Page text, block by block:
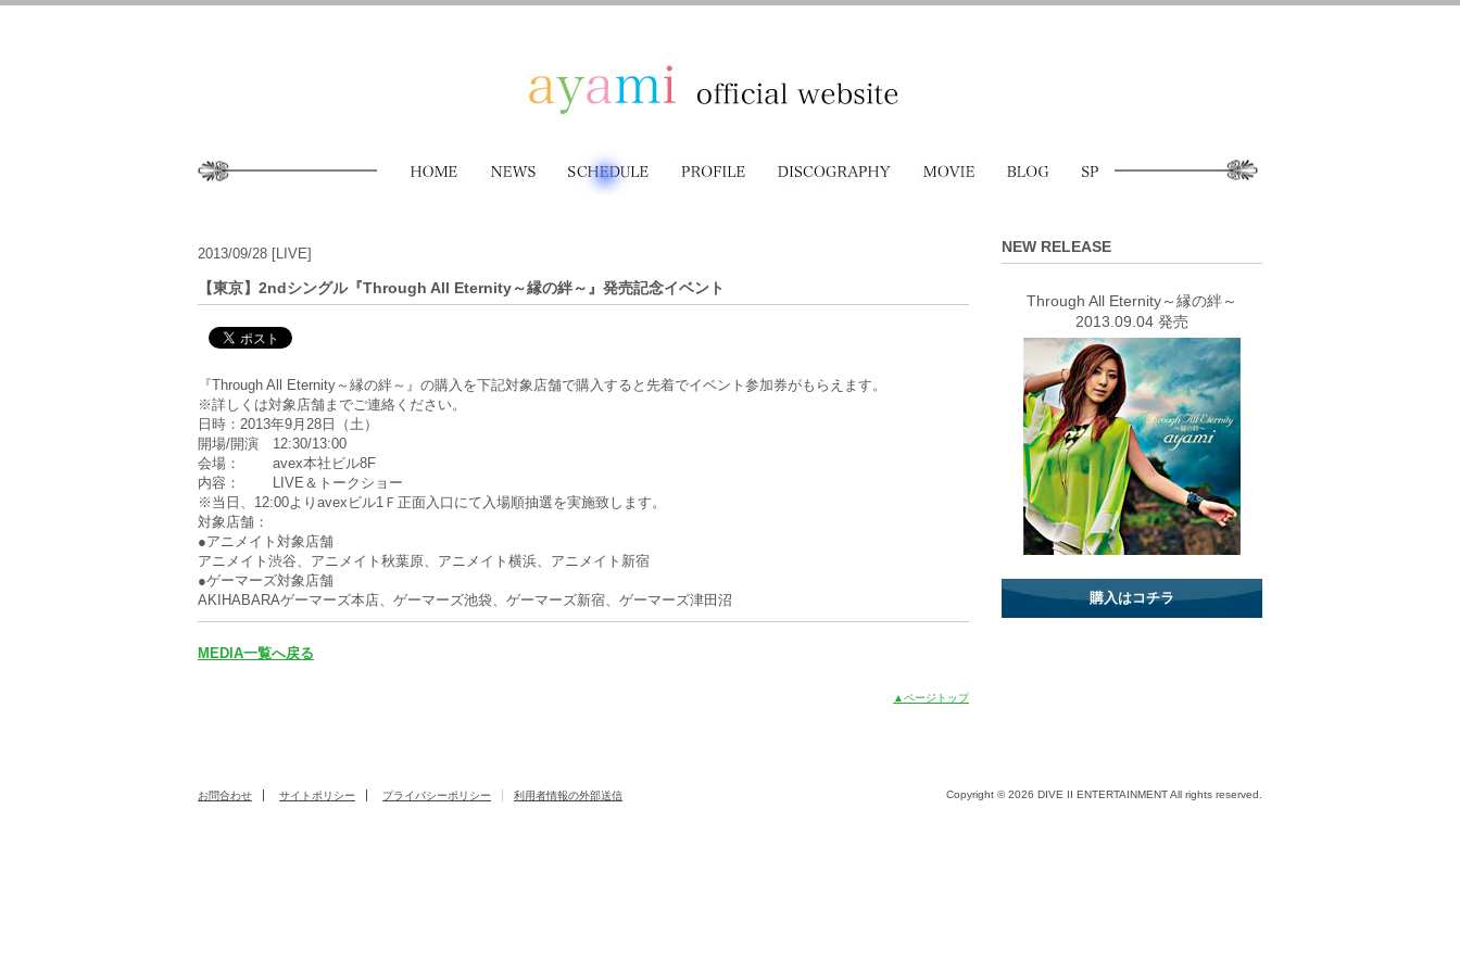
2013/09/28 [LIVE]
【東京】2ndシングル『Through All Eternity～縁の絆～』発売記念イベント
『Through All Eternity～縁の絆～』の購入を下記対象店舗で購入すると先着でイベント参加券がもらえます。
※詳しくは対象店舗までご連絡ください。
日時：2013年9月28日（土）
開場/開演 12:30/13:00
会場： avex本社ビル8F
内容： LIVE＆トークショー
※当日、12:00よりavexビル1Ｆ正面入口にて入場順抽選を実施致します。
対象店舗：
●アニメイト対象店舗
アニメイト渋谷、アニメイト秋葉原、アニメイト横浜、アニメイト新宿
●ゲーマーズ対象店舗
AKIHABARAゲーマーズ本店、ゲーマーズ池袋、ゲーマーズ新宿、ゲーマーズ津田沼
MEDIA一覧へ戻る
▲ページトップ
NEW RELEASE
Through All Eternity～縁の絆～
2013.09.04 発売
購入はコチラ
お問合わせ サイトポリシー プライバシーポリシー 利用者情報の外部送信 Copyright ©2026 DIVE II ENTERTAINMENT All rights reserved.